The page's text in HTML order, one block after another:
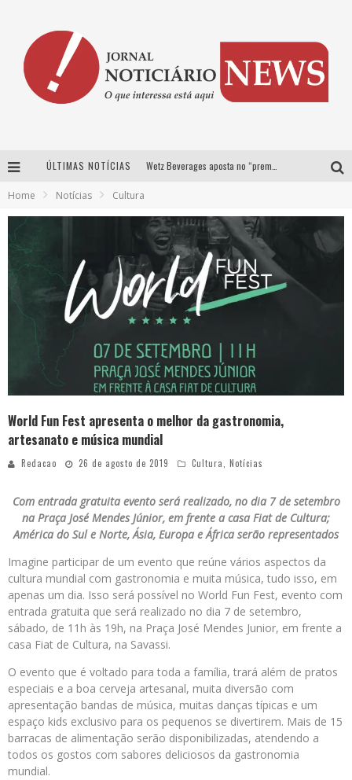
ÚLTIMAS NOTÍCIAS
Proibida anuncia retorno da Puro Malte Extra e consolida trajetória de democratização cervejeira no Brasil
Home Notícias Cultura
World Fun Fest apresenta o melhor da gastronomia,
artesanato e música mundial
Redacao 26 de agosto de 2019 Cultura, Notícias
Com entrada gratuita evento será realizado, no dia 7 de setembro
na Praça José Mendes Júnior, em frente a casa Fiat de Cultura;
América do Sul e Norte, Ásia, Europa e África serão representados
Imagine participar de um evento que reúne vários aspectos da
cultura mundial com gastronomia e muita música, tudo isso, em
apenas um dia. Isso será possível no World Fun Fest, evento com
entrada gratuita que será realizado no dia 7 de setembro,
sábado, de 11h às 19h, na Praça José Mendes Junior, em frente a
casa Fiat de Cultura, na Savassi.
O evento que é voltado para toda a família, trará além de pratos
especiais e a boa cerveja artesanal, muita diversão com
apresentação bandas de música, muitas danças típicas e um
espaço kids exclusivo para os pequenos se divertirem. Mais de 15
barracas de alimentação serão disponibilizadas, atendendo a
todos os gostos com sabores deliciosos da gastronomia
mundial.